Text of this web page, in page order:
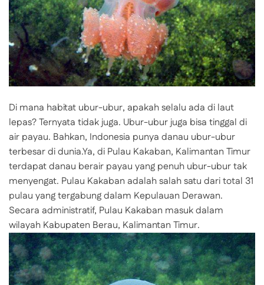
Di mana habitat ubur-ubur, apakah selalu ada di laut
lepas? Ternyata tidak juga. Ubur-ubur juga bisa tinggal di
air payau. Bahkan, Indonesia punya danau ubur-ubur
terbesar di dunia.Ya, di Pulau Kakaban, Kalimantan Timur
terdapat danau berair payau yang penuh ubur-ubur tak
menyengat. Pulau Kakaban adalah salah satu dari total 31
pulau yang tergabung dalam Kepulauan Derawan.
Secara administratif, Pulau Kakaban masuk dalam
wilayah Kabupaten Berau, Kalimantan Timur.